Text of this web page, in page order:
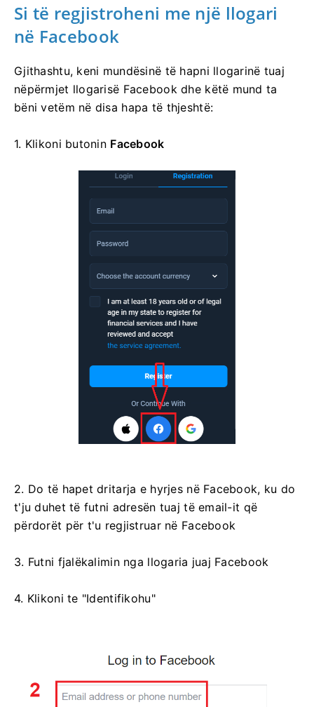
Si të regjistroheni me një llogari
në Facebook
Gjithashtu, keni mundësinë të hapni llogarinë tuaj
nëpërmjet llogarisë Facebook dhe këtë mund ta
bëni vetëm në disa hapa të thjeshtë:
1. Klikoni butonin Facebook
2. Do të hapet dritarja e hyrjes në Facebook, ku do
t'ju duhet të futni adresën tuaj të email-it që
përdorët për t'u regjistruar në Facebook
3. Futni fjalëkalimin nga llogaria juaj Facebook
4. Klikoni te "Identifikohu"